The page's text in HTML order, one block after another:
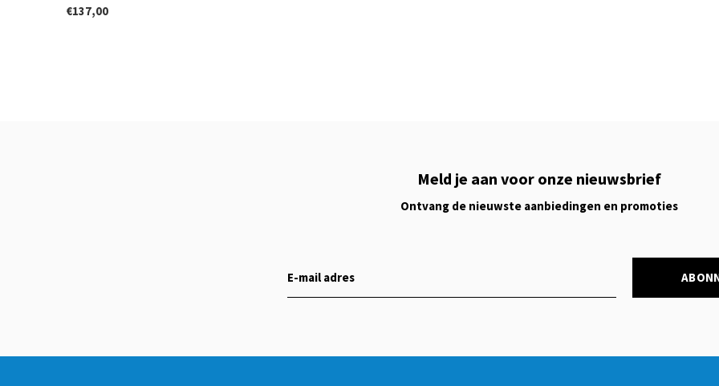
€137,00
Meld je aan voor onze nieuwsbrief
Ontvang de nieuwste aanbiedingen en promoties